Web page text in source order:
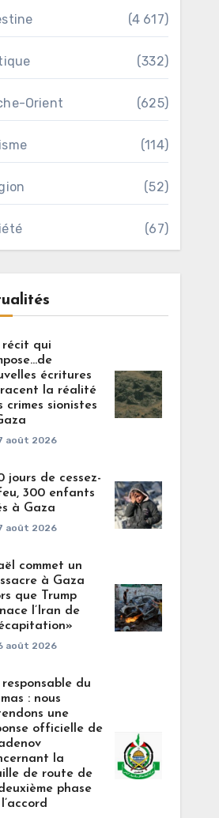
(4 617)
(332)
Orient (625)
(114)
(52)
(67)
récit qui
écritures
la réalité
crimes sionistes
août 2026
jours de cessez-
300 enfants
à Gaza
août 2026
commet un
à Gaza
que Trump
l’Iran de
août 2026
responsable du
: nous
une
officielle de
la
de route de
phase